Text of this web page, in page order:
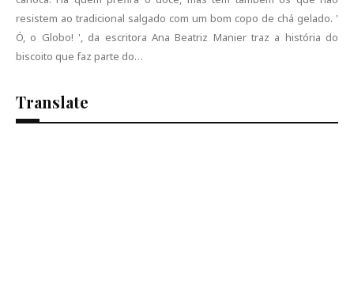
resistem ao tradicional salgado com um bom copo de chá gelado. '
Ó, o Globo! ', da escritora Ana Beatriz Manier traz a história do
biscoito que faz parte do…
Translate